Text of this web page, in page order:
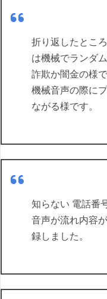
折り返したとこ
は機械でランダ
詐欺か闇金の様で
機械音声の際に
ながる様です。
知らない 電話番
音声が流れ内容
録しました。